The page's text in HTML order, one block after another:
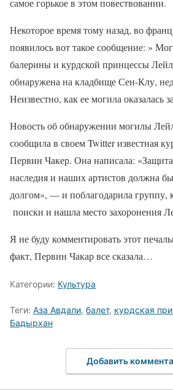
самое горькое в этом повествовании.
Некоторое время тому назад, во
появилось вот такое сообщение: »
балерины и курдской принцессы
обнаружена на кладбище Сен-Клу,
Неизвестно, как ее могила оказалась
Новость об обнаружении могилы
сообщила в своем Twitter известная
Первин Чакер. Она написала:
наследия и наших артистов должна
долгом», — и поблагодарила группу,
поиски и нашла место захоронения
Я не буду комментировать этот
факт, Первин Чакар все сказала…
Категории: Культура
Теги: Аза Авдали, балет, курдская
Бадырхан
Добавить